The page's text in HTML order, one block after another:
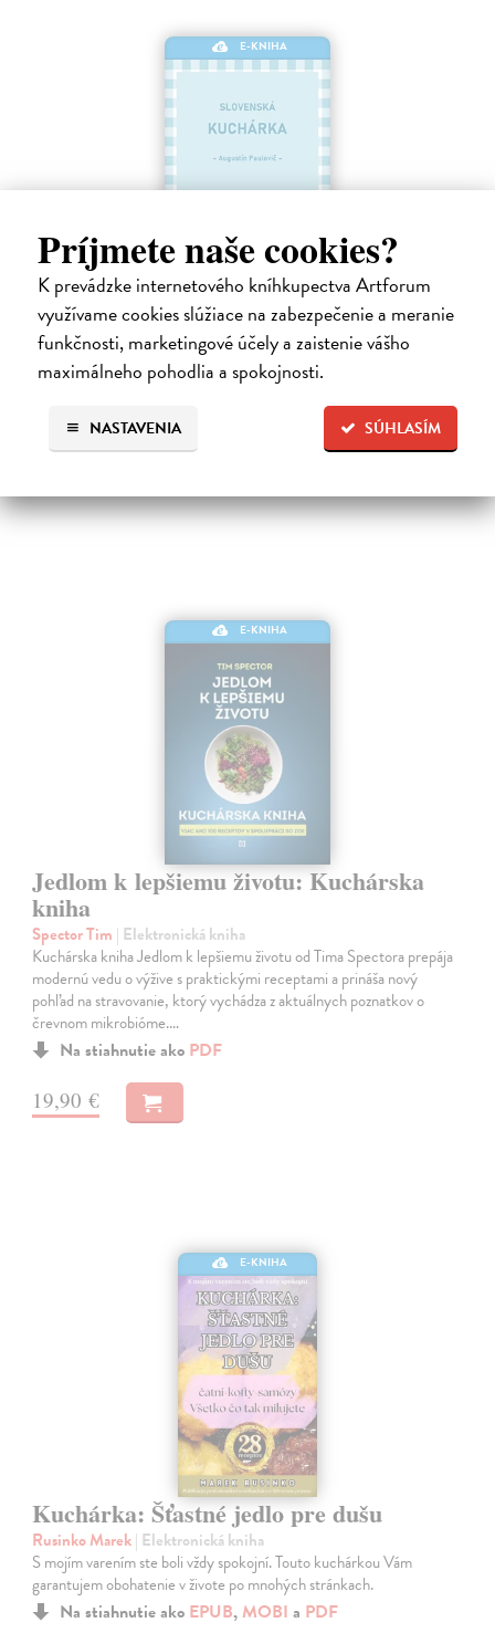
Príjmete naše cookies?
K prevádzke internetového kníhkupectva Artforum
využívame cookies slúžiace na zabezpečenie a meranie
funkčnosti, marketingové účely a zaistenie vášho
maximálneho pohodlia a spokojnosti.
SÚHLASÍM
NASTAVENIA
E-KNIHA
Slovenská kuchárka
Paulovič Augustín| Elektronická kniha
„Chutné a zdravé pokrmy neplnia iba bruchá, ale posilňujú telo
človeka a obživujú jeho ducha.“ Kuchárska kniha zo Zlatého fondu
Na stiahnutie ako
E-KNIHA
Jedlom k lepšiemu životu: Kuchárska
kniha
Spector Tim | Elektronická kniha
Kuchárska kniha Jedlom k lepšiemu životu od Tima Spectora prepája
modernú vedu o výžive s praktickými receptami a prináša nový
pohľad na stravovanie, ktorý vychádza z aktuálnych poznatkov o
črevnom mikrobióme.…
Na stiahnutie ako PDF
19,90 €
E-KNIHA
Kuchárka: Šťastné jedlo pre dušu
Rusinko Marek| Elektronická kniha
S mojím varením ste boli vždy spokojní. Touto kuchárkou Vám
garantujem obohatenie v živote po mnohých stránkach.
Na stiahnutie ako EPUB, MOBI a PDF